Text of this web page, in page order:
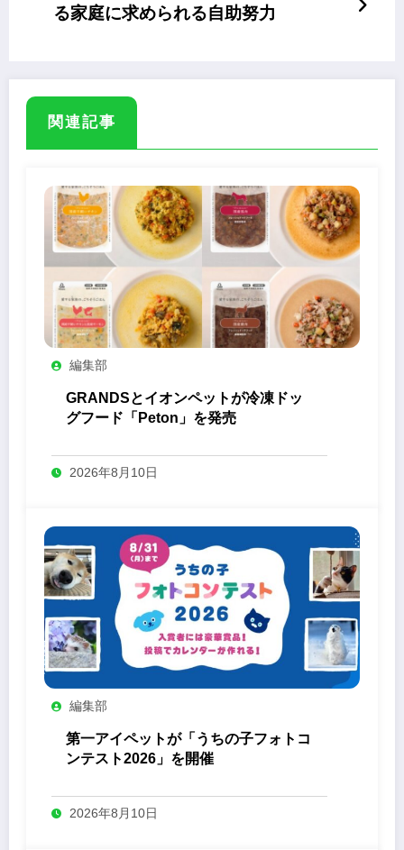
る家庭に求められる自助努力
関連記事
編集部
GRANDSとイオンペットが冷凍ドッ
グフード「Peton」を発売
2026年8月10日
編集部
第一アイペットが「うちの子フォトコ
ンテスト2026」を開催
2026年8月10日